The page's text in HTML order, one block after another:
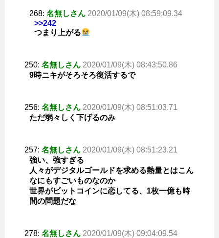
268: 名無しさん 2020/01/09(木) 08:59:09.34
>>242
つまり上がる
250: 名無しさん 2020/01/09(木) 08:43:50.86
9時ニキがそろそろ復活するで
256: 名無しさん 2020/01/09(木) 08:51:03.71
ただ弱々しく下げるのみ
257: 名無しさん 2020/01/09(木) 08:51:23.21
強い、強すぎる
人々がデジタルゴールドを求める熱量とはこん
なにもすごいものなのか
世界がビットコインに恋してる、1枚一億も時
間の問題だな
278: 名無しさん 2020/01/09(木) 09:04:09.54